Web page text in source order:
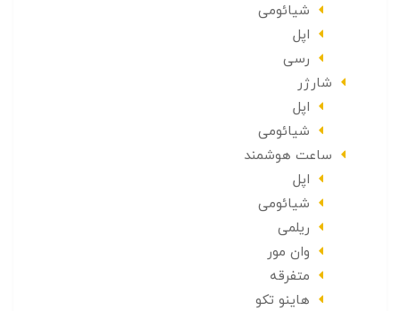
شیائومی
اپل
رسی
شارژر
اپل
شیائومی
ساعت هوشمند
اپل
شیائومی
ریلمی
وان مور
متفرقه
هاینو تکو